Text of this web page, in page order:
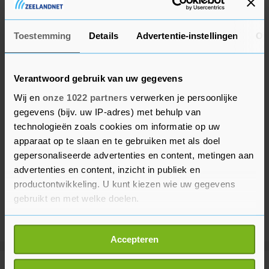
Toestemming Details Advertentie-instellingen
Verantwoord gebruik van uw gegevens
Wij en onze 1022 partners verwerken je persoonlijke
gegevens (bijv. uw IP-adres) met behulp van
technologieën zoals cookies om informatie op uw
apparaat op te slaan en te gebruiken met als doel
gepersonaliseerde advertenties en content, metingen aan
advertenties en content, inzicht in publiek en
productontwikkeling. U kunt kiezen wie uw gegevens
gebruikt en met welke doelen.
Als u het toestaat, willen we ook graag:
Informatie verzamelen over uw geografische
locatie, die tot een paar meter nauwkeurig kan zijn
Accepteren
steeds verder afglijdt."